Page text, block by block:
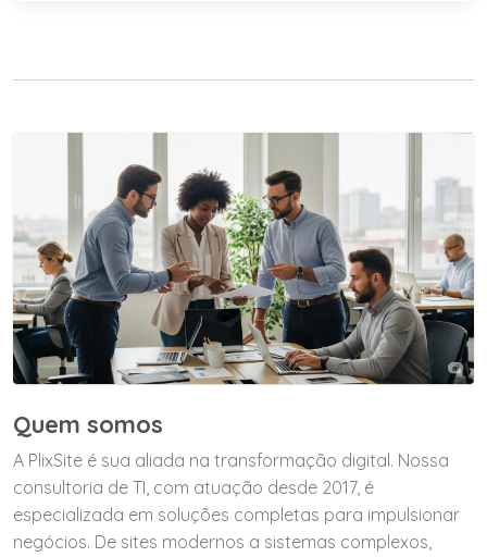
Quem somos
A PlixSite é sua aliada na transformação digital. Nossa
consultoria de TI, com atuação desde 2017, é
especializada em soluções completas para impulsionar
negócios. De sites modernos a sistemas complexos,